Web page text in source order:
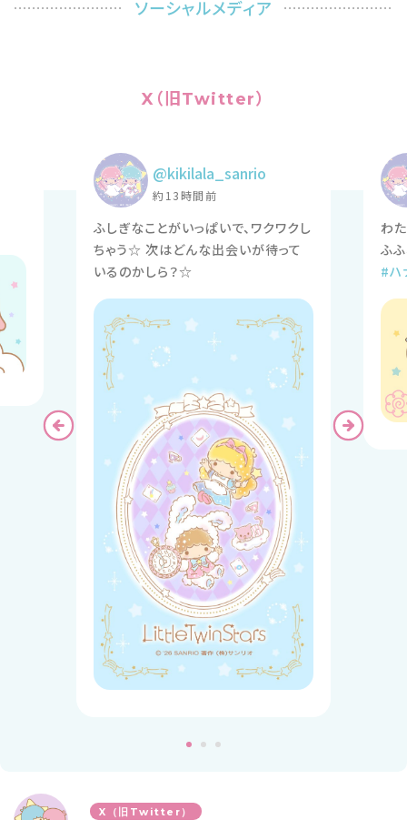
ソーシャルメディア
X（旧Twitter）
@kikilala_sanrio
約13時間前
ふしぎなことがいっぱいで、ワクワクし
ちゃう☆ 次はどんな出会いが待って
いるのかしら？☆
わ
#ハ
X（旧Twitter）